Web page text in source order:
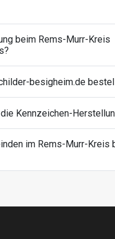
beim Rems-Murr-Kreis
besigheim.de
Kennzeichen-
im Rems-Murr-Kreis